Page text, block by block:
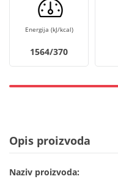
Energija (kJ/kcal)
1564/370
Opis proizvoda
Naziv proizvoda: